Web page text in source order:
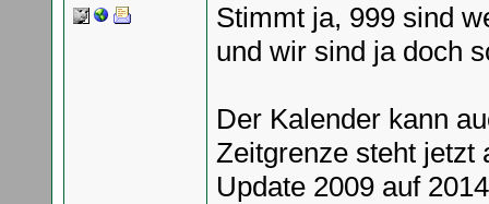
Stimmt ja, 999 sind
und wir sind ja doch
Der Kalender kann
Zeitgrenze steht jetzt
Update 2009 auf